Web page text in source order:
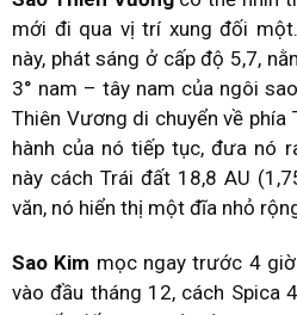
mới đi qua vị trí xung đối
này, phát sáng ở cấp độ 5,7,
3° nam – tây nam của ngôi
Thiên Vương di chuyển về phía
hành của nó tiếp tục, đưa nó
này cách Trái đất 18,8 AU
văn, nó hiển thị một đĩa nhỏ
Sao Kim mọc ngay trước 4
vào đầu tháng 12, cách Spica